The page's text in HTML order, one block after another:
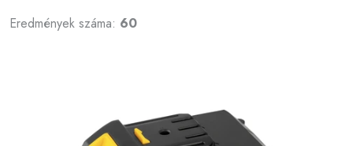
Eredmények száma: 60